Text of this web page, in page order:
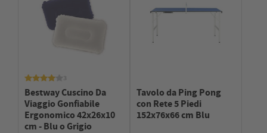
Bestway Cuscino Da
Viaggio Gonfiabile
Ergonomico 42x26x10
cm - Blu o Grigio
Tavolo da Ping Pong
con Rete 5 Piedi
152x76x66 cm Blu